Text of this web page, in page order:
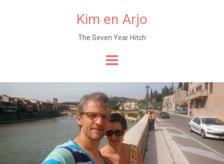
Kim en Arjo
The Seven Year Hitch
content